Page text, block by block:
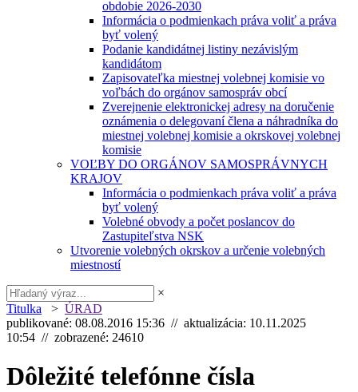
obdobie 2026-2030
Informácia o podmienkach práva voliť a práva
byť volený
Podanie kandidátnej listiny nezávislým
kandidátom
Zapisovateľka miestnej volebnej komisie vo
voľbách do orgánov samospráv obcí
Zverejnenie elektronickej adresy na doručenie
oznámenia o delegovaní člena a náhradníka do
miestnej volebnej komisie a okrskovej volebnej
komisie
VOĽBY DO ORGÁNOV SAMOSPRÁVNYCH
KRAJOV
Informácia o podmienkach práva voliť a práva
byť volený
Volebné obvody a počet poslancov do
Zastupiteľstva NSK
Utvorenie volebných okrskov a určenie volebných
miestností
×
Titulka > ÚRAD
publikované: 08.08.2016 15:36 // aktualizácia: 10.11.2025
10:54 // zobrazené: 24610
Dôležité telefónne čísla